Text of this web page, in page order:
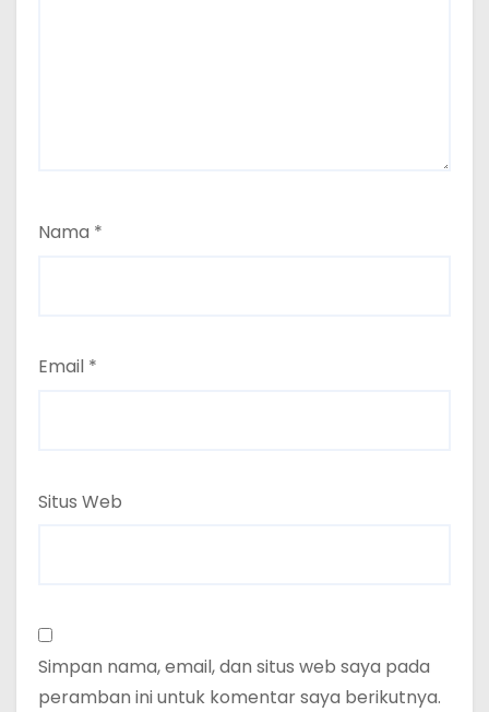
Nama *
Email *
Situs Web
Simpan nama, email, dan situs web saya pada
peramban ini untuk komentar saya berikutnya.